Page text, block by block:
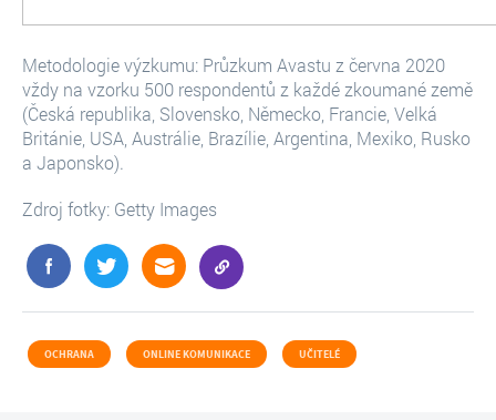
Metodologie výzkumu: Průzkum Avastu z června 2020
vždy na vzorku 500 respondentů z každé zkoumané země
(Česká republika, Slovensko, Německo, Francie, Velká
Británie, USA, Austrálie, Brazílie, Argentina, Mexiko, Rusko
a Japonsko).
Zdroj fotky: Getty Images
OCHRANA ONLINE KOMUNIKACE UČITELÉ